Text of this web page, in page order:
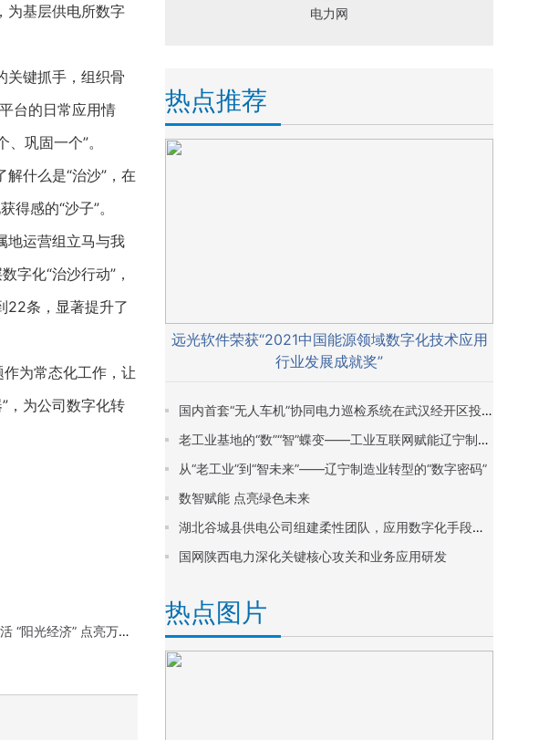
为基层供电所数字
键抓手，组织骨
台的日常应用情
巩固一个”。
什么是“治沙”，在
得感的“沙子”。
地运营组立马与我
字化“治沙行动”，
22条，显著提升了
为常态化工作，让
，为公司数字化转
济” 点亮万家“屋顶银行”
电力网
热点推荐
远光软件荣获“2021中国能源领域数字化技术应用
行业发展成就奖”
国内首套“无人车机”协同电力巡检系统在武汉经开区投入试运行
老工业基地的“数”“智”蝶变——工业互联网赋能辽宁制造业转型升级观察
从“老工业”到“智未来”——辽宁制造业转型的“数字密码”
数智赋能 点亮绿色未来
湖北谷城县供电公司组建柔性团队，应用数字化手段提升线损管理质效
国网陕西电力深化关键核心攻关和业务应用研发
热点图片